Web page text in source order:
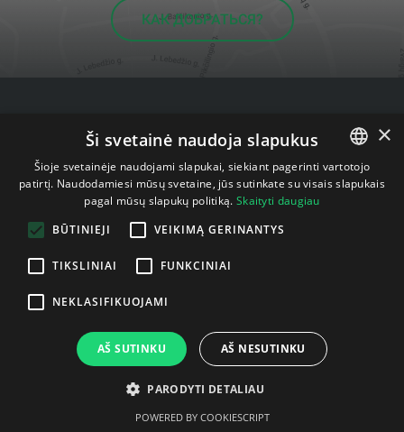
КАК ДОБРАТЬСЯ?
Статьи нашего блога
LITHUANIAN
×
Ši svetainė naudoja slapukus
Šioje svetainėje naudojami slapukai, siekiant pagerinti vartotojo
patirtį. Naudodamiesi mūsų svetaine, jūs sutinkate su visais slapukais
pagal mūsų slapukų politiką. Skaityti daugiau
BŪTINIEJI
VEIKIMĄ GERINANTYS
TIKSLINIAI FUNKCINIAI
NEKLASIFIKUOJAMI
AŠ SUTINKU AŠ NESUTINKU
PARODYTI DETALIAU
POWERED BY COOKIESCRIPT